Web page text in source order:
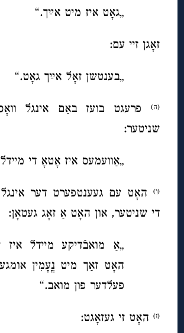
„גאָט איז מיט אײַך.“
זאָגן זיי עם:
„בענטשן זאָל אײַך גאָט.“
(ה)
פרעגט בועז באַם אינגל
שניטער:
„אַוועמעס איז אָטאָ די
(ו)
האָט עם געענטפערט דער
די שניטער, און האָט אַ זאָג געטאָן:
„אַ מואבֿדיקע מיידל איז
האָט זאַך מיט נֳעָמִין
פעלדער פון מואב.“
(ז) האָט זי געזאָגט: